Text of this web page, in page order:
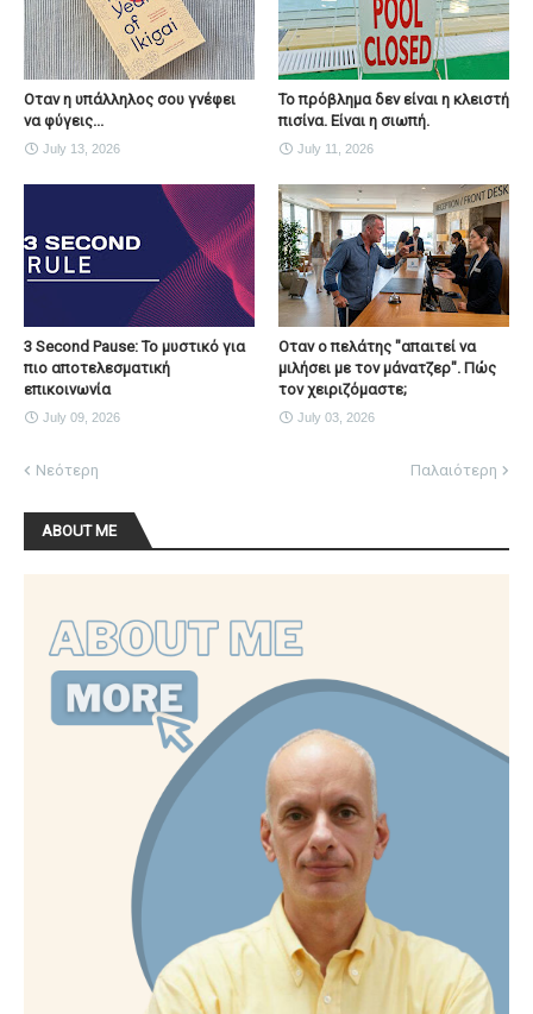
Οταν η υπάλληλος σου γνέφει
να φύγεις...
July 13, 2026
Το πρόβλημα δεν είναι η κλειστή
πισίνα. Είναι η σιωπή.
July 11, 2026
3 Second Pause: Το μυστικό για
πιο αποτελεσματική
επικοινωνία
July 09, 2026
Οταν ο πελάτης "απαιτεί να
μιλήσει με τον μάνατζερ". Πώς
τον χειριζόμαστε;
July 03, 2026
Νεότερη Παλαιότερη
ABOUT ME